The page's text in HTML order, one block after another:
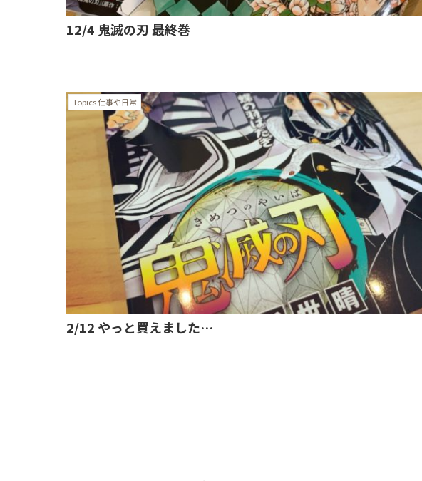
12/4 鬼滅の刃 最終巻
Topics 仕事や日常
2/12 やっと買えました…